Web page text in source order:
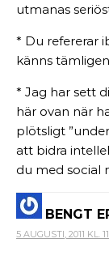
utmanas
* Du refererar
känns
* Jag har sett
här ovan när
plötsligt
att bidra
du med social
BENGT
5 AUGUSTI, 2011 KL.